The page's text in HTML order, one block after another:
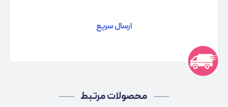
ارسال سریع
محصولات مرتبط